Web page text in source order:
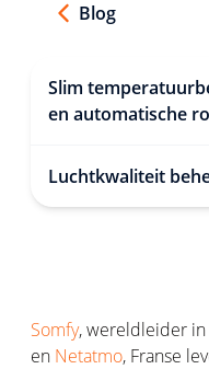
Blog
Slim
en automatische
Luchtkwaliteit
Somfy, wereldleider
en Netatmo, Franse